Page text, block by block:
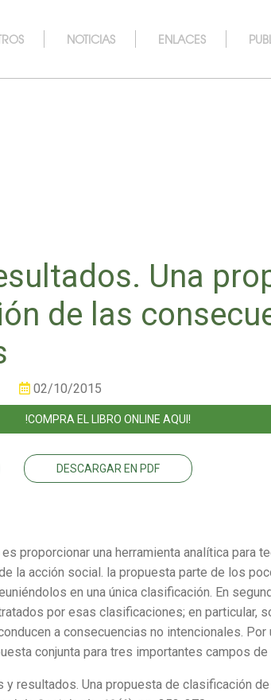
NOTICIAS ENLACES
Una
de las
02/10/2015
!COMPRA EL LIBRO ONLINE AQUI!
DESCARGAR EN PDF
proporcionar una herramienta analítica para
la acción social. la propuesta parte de los
en una única clasificación. En
por esas clasificaciones; en particular,
a consecuencias no intencionales.
conjunta para tres importantes campos de
y resultados. Una propuesta de clasificación